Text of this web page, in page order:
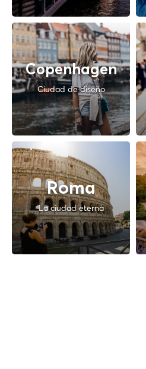
Copenhagen
Ciudad de diseño
Roma
La ciudad eterna